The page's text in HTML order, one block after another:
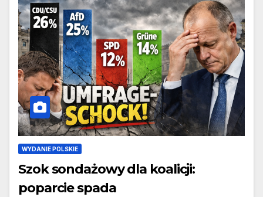
WYDANIE POLSKIE
Szok sondażowy dla koalicji:
poparcie spada